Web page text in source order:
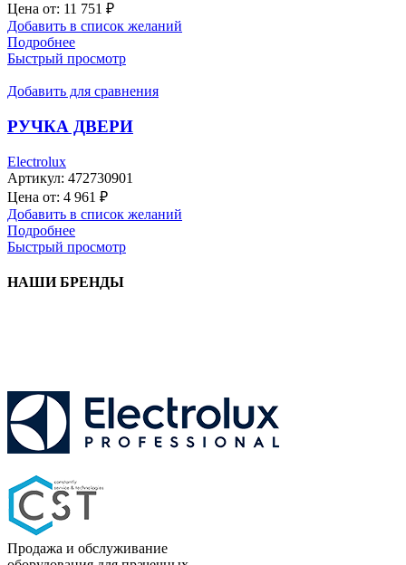
Цена от: 11 751 ₽
Добавить в список желаний
Подробнее
Быстрый просмотр
Добавить для сравнения
РУЧКА ДВЕРИ
Electrolux
Артикул: 472730901
Цена от: 4 961 ₽
Добавить в список желаний
Подробнее
Быстрый просмотр
НАШИ БРЕНДЫ
Продажа и обслуживание